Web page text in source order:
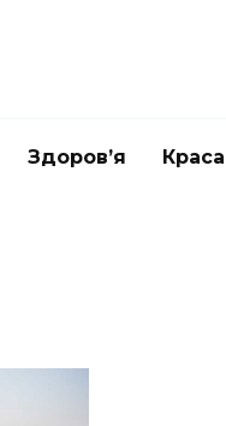
Здоров’я Краса